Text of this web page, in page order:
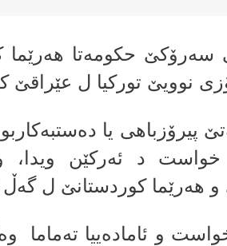
سەرۆکێ حکومەتا
نوویێ تورکیا ل عێراقێ
یا
د ئەرکێن ویدا، و
و هەرێما کوردستانێ ل گەڵ
خواست و ئامادەییا ته‌ماما